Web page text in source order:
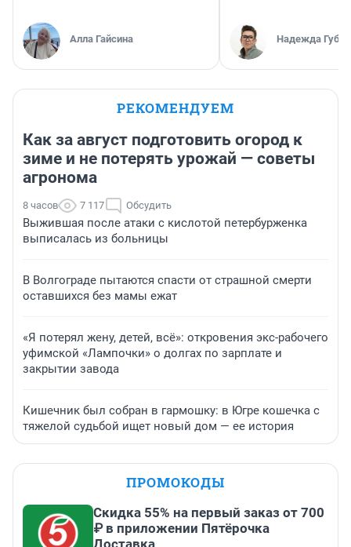
Алла Гайсина Надежда
РЕКОМЕНДУЕМ
Как за август подготовить огород к
зиме и не потерять урожай — советы
агронома
8 часов 7 117 Обсудить
Выжившая после атаки с кислотой петербурженка
выписалась из больницы
В Волгограде пытаются спасти от страшной смерти
оставшихся без мамы ежат
«Я потерял жену, детей, всё»: откровения экс-рабочего
уфимской «Лампочки» о долгах по зарплате и
закрытии завода
Кишечник был собран в гармошку: в Югре кошечка с
тяжелой судьбой ищет новый дом — ее история
ПРОМОКОДЫ
Скидка 55% на первый заказ от 700
₽ в приложении Пятёрочка